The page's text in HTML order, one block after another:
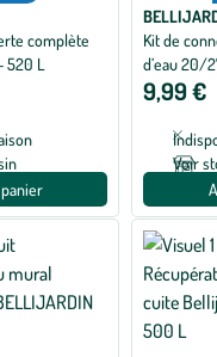
complète
520 L
Kit de
d’eau 20/
9,99 €
Voir